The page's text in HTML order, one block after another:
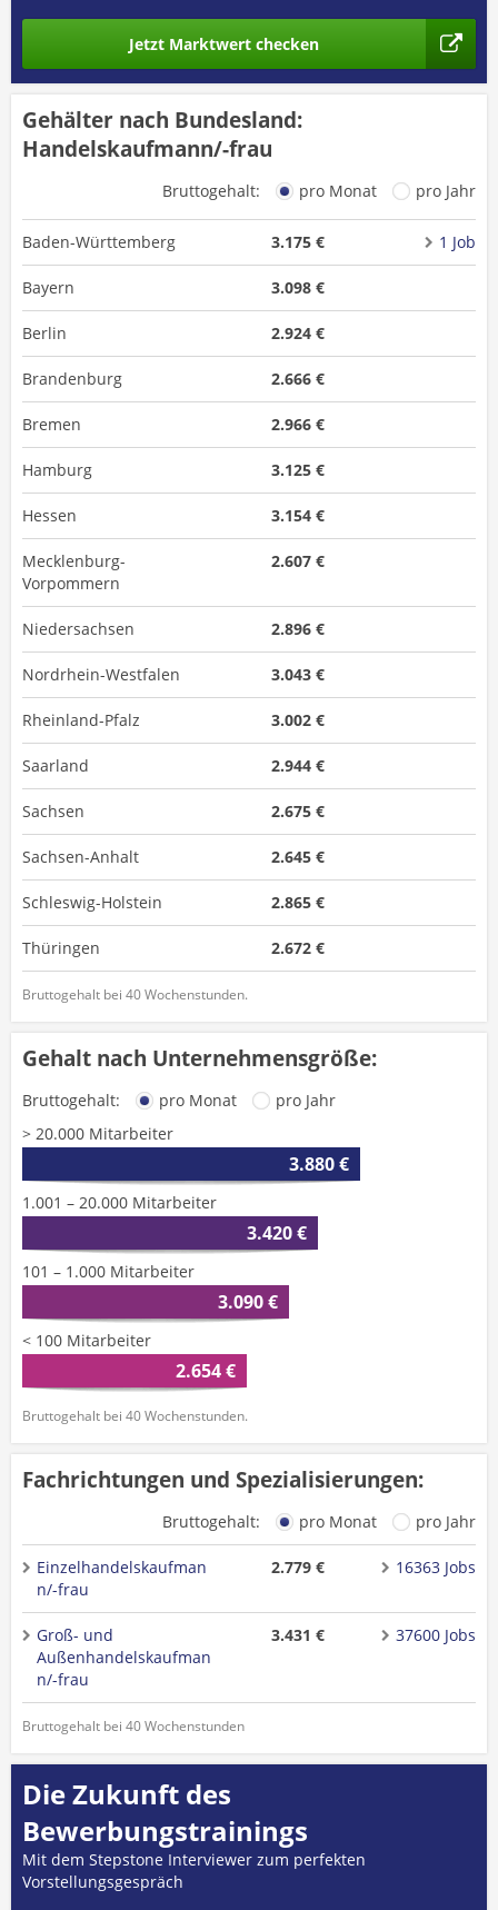
Jetzt Marktwert checken
Gehälter nach Bundesland:
Handelskaufmann/-frau
Bruttogehalt: pro Monat pro Jahr
Baden-Württemberg 3.175 € 1 Job
Bayern 3.098 €
Berlin 2.924 €
Brandenburg 2.666 €
Bremen 2.966 €
Hamburg 3.125 €
Hessen 3.154 €
Mecklenburg-
Vorpommern
2.607 €
Niedersachsen 2.896 €
Nordrhein-Westfalen 3.043 €
Rheinland-Pfalz 3.002 €
Saarland 2.944 €
Sachsen 2.675 €
Sachsen-Anhalt 2.645 €
Schleswig-Holstein 2.865 €
Thüringen 2.672 €
Bruttogehalt bei 40 Wochenstunden.
Gehalt nach Unternehmensgröße:
Bruttogehalt: pro Monat
pro Jahr
> 20.000 Mitarbeiter
3.880 €
1.001 – 20.000 Mitarbeiter
3.420 €
101 – 1.000 Mitarbeiter
3.090 €
< 100 Mitarbeiter
2.654 €
Bruttogehalt bei 40 Wochenstunden.
Fachrichtungen und Spezialisierungen:
Bruttogehalt: pro Monat pro Jahr
Einzelhandelskaufman
n/-frau
2.779 € 16363 Jobs
Groß- und
Außenhandelskaufman
n/-frau
3.431 € 37600 Jobs
Bruttogehalt bei 40 Wochenstunden
Die Zukunft des
Bewerbungstrainings
Mit dem Stepstone Interviewer zum perfekten
Vorstellungsgespräch